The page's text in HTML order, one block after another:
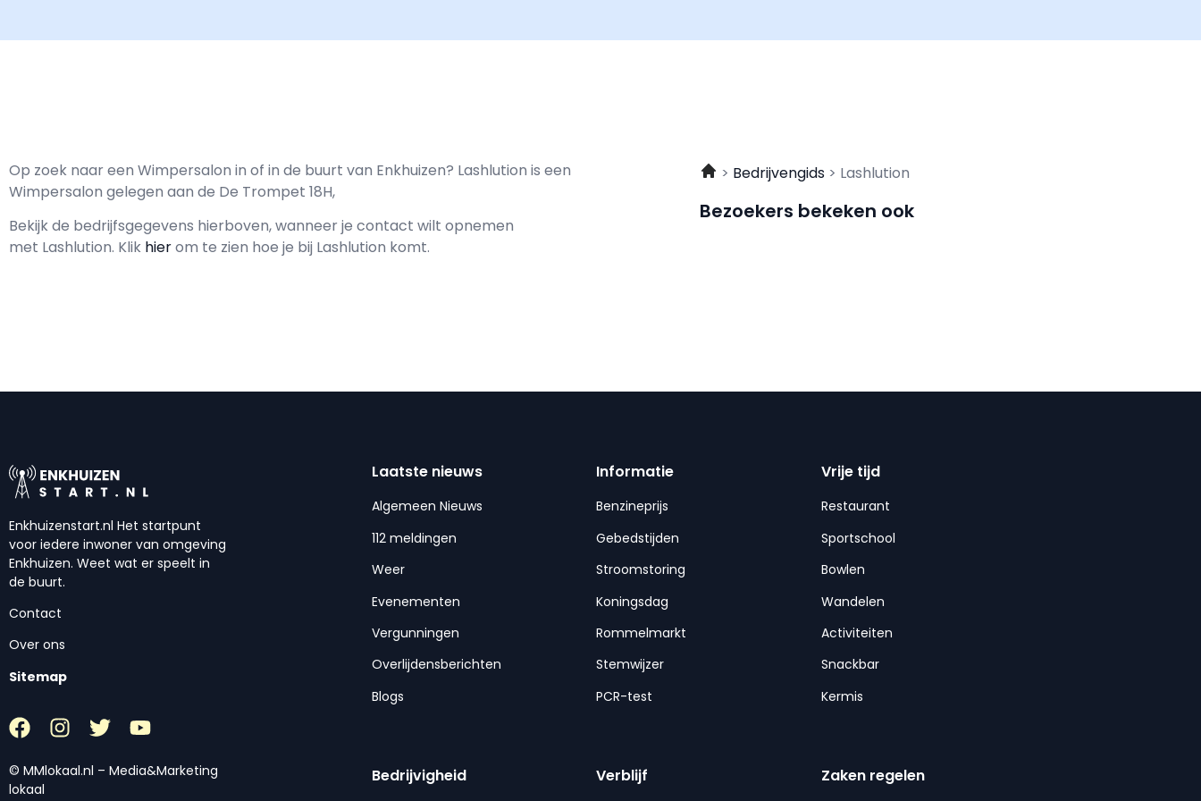
Op zoek naar een Wimpersalon in of in de buurt van Enkhuizen? Lashlution is een
Wimpersalon gelegen aan de De Trompet 18H,
Bekijk de bedrijfsgegevens hierboven, wanneer je contact wilt opnemen
met Lashlution. Klik hierom te zien hoe je bij Lashlution komt.
Bedrijvengids Lashlution
Bezoekers bekeken ook
Enkhuizenstart.nl Het startpunt
voor iedere inwoner van omgeving
Enkhuizen. Weet wat er speelt in
de buurt.
Contact
Over ons
Sitemap
© MMlokaal.nl – Media&Marketing
lokaal
Laatste nieuws
Algemeen Nieuws
112 meldingen
Weer
Evenementen
Vergunningen
Overlijdensberichten
Blogs
Informatie
Benzineprijs
Gebedstijden
Stroomstoring
Koningsdag
Rommelmarkt
Stemwijzer
PCR-test
Vrije tijd
Restaurant
Sportschool
Bowlen
Wandelen
Activiteiten
Snackbar
Kermis
Bedrijvigheid Verblijf Zaken regelen